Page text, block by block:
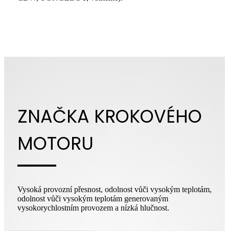
ZNAČKA KROKOVÉHO
MOTORU
Vysoká provozní přesnost, odolnost vůči vysokým teplotám,
odolnost vůči vysokým teplotám generovaným
vysokorychlostním provozem a nízká hlučnost.